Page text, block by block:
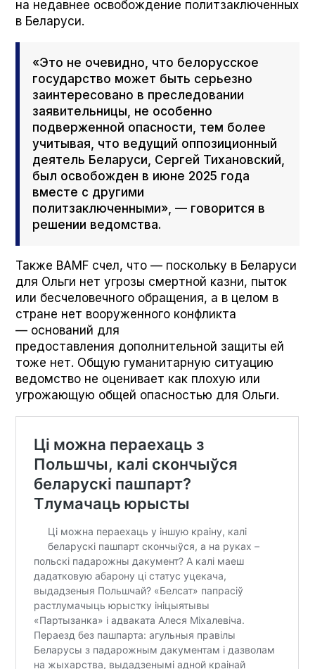
на недавнее освобождение политзаключенных
в Беларуси.
«Это не очевидно, что белорусское
государство может быть серьезно
заинтересовано в преследовании
заявительницы, не особенно
подверженной опасности, тем более
учитывая, что ведущий оппозиционный
деятель Беларуси, Сергей Тихановский,
был освобожден в июне 2025 года
вместе с другими
политзаключенными», — говорится в
решении ведомства.
Также BAMF счел, что — поскольку в Беларуси
для Ольги нет угрозы смертной казни, пыток
или бесчеловечного обращения, а в целом в
стране нет вооруженного конфликта
— оснований для
предоставления дополнительной защиты ей
тоже нет. Общую гуманитарную ситуацию
ведомство не оценивает как плохую или
угрожающую общей опасностью для Ольги.